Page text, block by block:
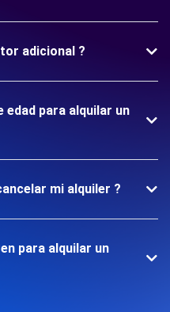
adicional ?
edad para alquilar un
mi alquiler ?
para alquilar un